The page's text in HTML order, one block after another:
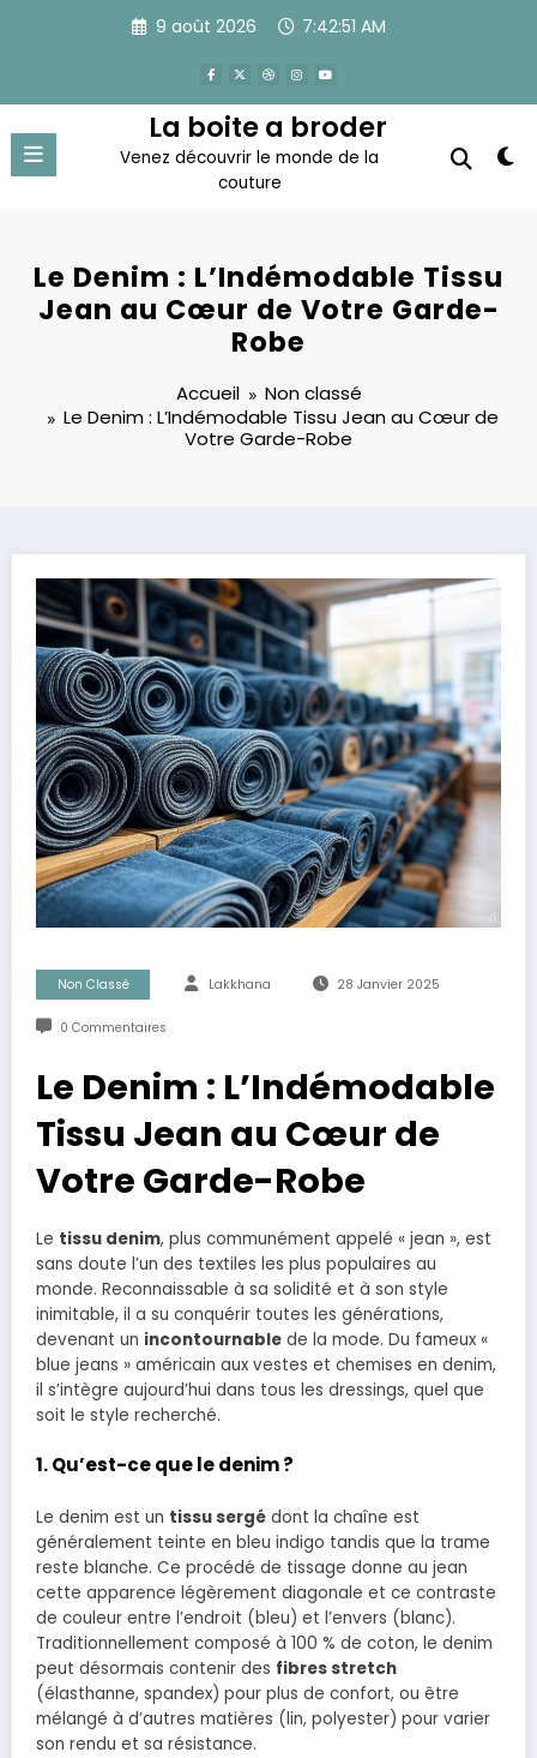
9 août 2026 7:42:51 AM
La boite a broder
Venez découvrir le monde de la
couture
Le Denim : L’Indémodable Tissu
Jean au Cœur de Votre Garde-
Robe
Accueil
Non classé
Le Denim : L’Indémodable Tissu Jean au Cœur de
Votre Garde-Robe
Non Classé Lakkhana 28 Janvier 2025
0 Commentaires
Le Denim : L’Indémodable
Tissu Jean au Cœur de
Votre Garde-Robe
Le tissu denim, plus communément appelé « jean », est
sans doute l’un des textiles les plus populaires au
monde. Reconnaissable à sa solidité et à son style
inimitable, il a su conquérir toutes les générations,
devenant un incontournable de la mode. Du fameux «
blue jeans » américain aux vestes et chemises en denim,
il s’intègre aujourd’hui dans tous les dressings, quel que
soit le style recherché.
1. Qu’est-ce que le denim ?
Le denim est un tissu sergé dont la chaîne est
généralement teinte en bleu indigo tandis que la trame
reste blanche. Ce procédé de tissage donne au jean
cette apparence légèrement diagonale et ce contraste
de couleur entre l’endroit (bleu) et l’envers (blanc).
Traditionnellement composé à 100 % de coton, le denim
peut désormais contenir des fibres stretch
(élasthanne, spandex) pour plus de confort, ou être
mélangé à d’autres matières (lin, polyester) pour varier
son rendu et sa résistance.